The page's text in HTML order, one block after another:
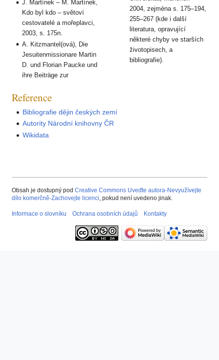
J. Martínek – M. Martínek,
Kdo byl kdo – světoví
cestovatelé a mořeplavci,
2003, s. 175n.
A. Kitzmantel(ová), Die
Jesuitenmissionare Martin
D. und Florian Paucke und
ihre Beiträge zur
2004, zejména s. 175–194,
255–267 (kde i další
literatura, opravující
některé chyby ve starších
životopisech, a
bibliografie).
Reference
Bibliografie dějin českých zemí
Autority Národní knihovny ČR
Wikidata
Obsah je dostupný pod Creative Commons Uveďte autora-Nevyužívejte
dílo komerčně-Zachovejte licenci, pokud není uvedeno jinak.
Informace o slovníku Ochrana osobních údajů Kontakty